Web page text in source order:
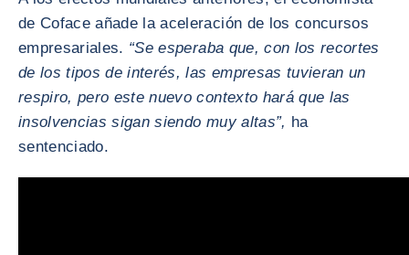
de Coface añade la aceleración de los concursos
empresariales. “Se esperaba que, con los recortes
de los tipos de interés, las empresas tuvieran un
respiro, pero este nuevo contexto hará que las
insolvencias sigan siendo muy altas”, ha
sentenciado.